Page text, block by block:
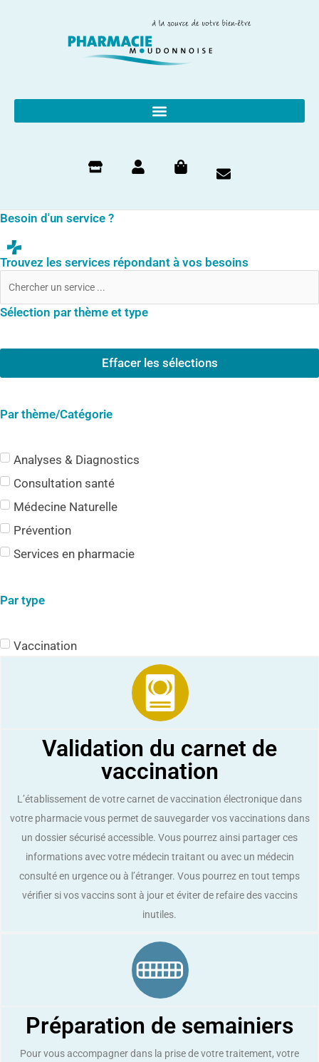
Besoin d'un service ?
Trouvez les services répondant à vos besoins
Validation du carnet de
vaccination
L’établissement de votre carnet de vaccination électronique dans
votre pharmacie vous permet de sauvegarder vos vaccinations dans
un dossier sécurisé accessible. Vous pourrez ainsi partager ces
informations avec votre médecin traitant ou avec un médecin
consulté en urgence ou à l’étranger. Vous pourrez en tout temps
vérifier si vos vaccins sont à jour et éviter de refaire des vaccins
inutiles.
Préparation de semainiers
Pour vous accompagner dans la prise de votre traitement, votre
Sélection par thème et type
Effacer les sélections
Par thème/Catégorie
Analyses & Diagnostics
Consultation santé
Médecine Naturelle
Prévention
Services en pharmacie
Par type
Vaccination